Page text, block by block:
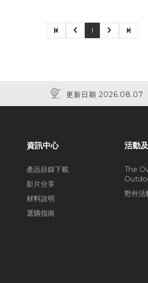
1
更新日期 2026.08.07
資訊中心
產品目錄下載
影片分享
材料說明
選購指南
活動
The
野外活